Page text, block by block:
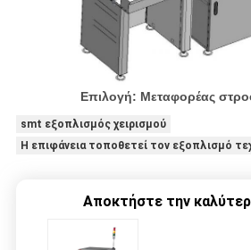
Επιλογή: Μεταφορέας
smt εξοπλισμός χειρισμού
Η επιφάνεια τοποθετεί τον εξοπλισμό
Αποκτήστε την